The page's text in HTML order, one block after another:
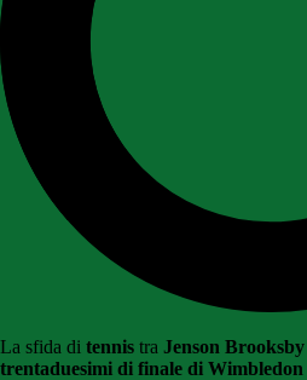
La sfida di tennis tra Jenson Brooksby
trentaduesimi di finale di Wimbledon